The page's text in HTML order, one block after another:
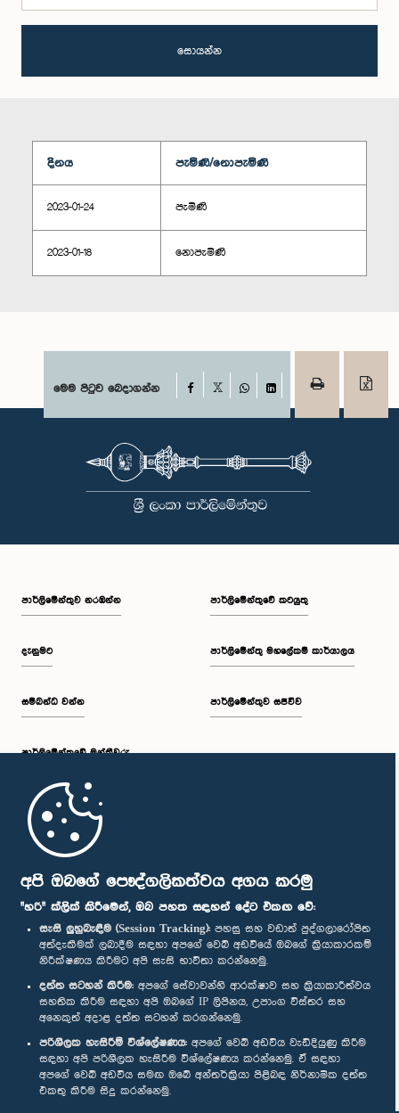
අපි ඔබගේ පෞද්ගලිකත්වය අගය කරමු
"හරි" ක්ලික් කිරීමෙන්, ඔබ පහත සඳහන් දේට එකඟ වේ:
සැසි ලුහුබැඳීම (Session Tracking): පහසු සහ වඩාත් පුද්ගලාරෝපිත
අත්දැකීමක් ලබාදීම සඳහා අපගේ වෙබ් අඩවියේ ඔබගේ ක්‍රියාකාරකම්
නිරීක්ෂණය කිරීමට අපි සැසි භාවිතා කරන්නෙමු.
දත්ත සටහන් කිරීම: අපගේ සේවාවන්හි ආරක්ෂාව සහ ක්‍රියාකාරීත්වය
සහතික කිරීම සඳහා අපි ඔබගේ IP ලිපිනය, උපාංග විස්තර සහ
අනෙකුත් අදාළ දත්ත සටහන් කරගන්නෙමු.
පරිශීලක හැසිරීම් විශ්ලේෂණය: අපගේ වෙබ් අඩවිය වැඩිදියුණු කිරීම
සඳහා අපි පරිශීලක හැසිරීම විශ්ලේෂණය කරන්නෙමු. ඒ සඳහා
අපගේ වෙබ් අඩවිය සමඟ ඔබේ අන්තර්ක්‍රියා පිළිබඳ නිර්නාමික දත්ත
එකතු කිරීම සිදු කරන්නෙමු.
සොයන්න
දිනය පැමිණි/නොපැමිණි
2023-01-24 පැමිණි
2023-01-18 නොපැමිණි
මෙම පිටුව බෙදාගන්න Facebook
WhatsAppLinkedIn
පාර්ලි‌මේන්තුව නරඹන්න
දැනුමට
සම්බන්ධ වන්න
පාර්ලි‌මේන්තුවේ මන්ත්‍රීවරු
මුල් පිටුව
පාර්ලිමේන්තුවේ කටයුතු
පාර්ලිමේන්තු මහලේකම් කාර්යාලය
පාර්ලිමේන්තුව සජීවීව
පාර්ලිමේන්තු ජංගම යෙදුම
අප හා සම්බන්ධ වී සිටින්න :
සම්මාන
පෞද්ගලිකත්ව ප්‍රතිපත්තිය